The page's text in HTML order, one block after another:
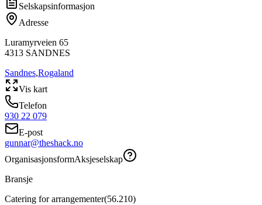
Selskapsinformasjon
Adresse
Luramyrveien 65
4313 SANDNES
Sandnes,Rogaland
Vis kart
Telefon
930 22 079
E-post
gunnar@theshack.no
OrganisasjonsformAksjeselskap
Bransje
Catering for arrangementer(56.210)